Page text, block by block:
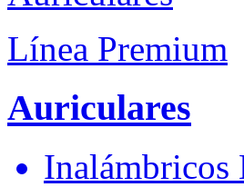
Línea Premium
Auriculares
Inalámbricos